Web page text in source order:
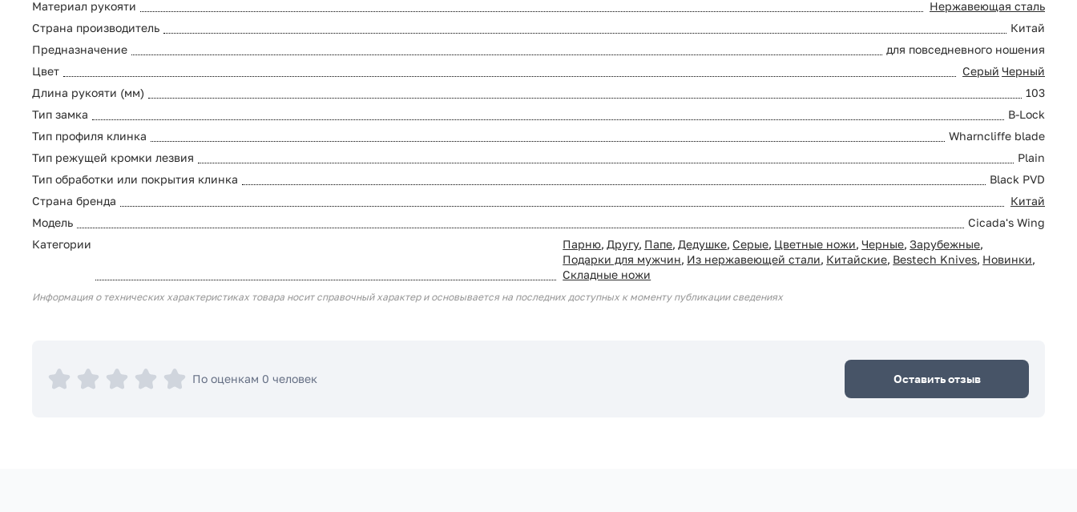
Материал рукояти
Нержавеющая сталь
Страна производитель
Китай
Предназначение
для повседневного ношения
Цвет
Серый Черный
Длина рукояти (мм)
103
Тип замка
B-Lock
Тип профиля клинка
Wharncliffe blade
Тип режущей кромки лезвия
Plain
Тип обработки или покрытия клинка
Black PVD
Страна бренда
Китай
Модель
Cicada's Wing
Категории
Парню, Другу, Папе, Дедушке, Серые, Цветные ножи, Черные, Зарубежные,
Подарки для мужчин, Из нержавеющей стали, Китайские, Bestech Knives, Новинки,
Складные ножи
Информация о технических характеристиках товара носит справочный характер и основывается на последних доступных к моменту публикации сведениях
По оценкам 0 человек Оставить отзыв